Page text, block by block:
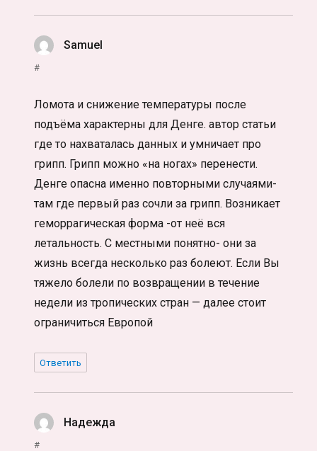
Samuel
#
Ломота и снижение температуры после
подъёма характерны для Денге. автор статьи
где то нахваталась данных и умничает про
грипп. Грипп можно «на ногах» перенести.
Денге опасна именно повторными случаями-
там где первый раз сочли за грипп. Возникает
геморрагическая форма -от неё вся
летальность. С местными понятно- они за
жизнь всегда несколько раз болеют. Если Вы
тяжело болели по возвращении в течение
недели из тропических стран — далее стоит
ограничиться Европой
Ответить
Надежда
#